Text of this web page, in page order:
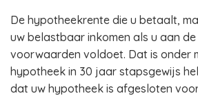
De hypotheekrente die u betaalt,
uw belastbaar inkomen als u aan
voorwaarden voldoet. Dat is onder
hypotheek in 30 jaar stapsgewijs
dat uw hypotheek is afgesloten